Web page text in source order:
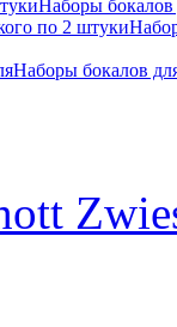
Наборы бокалов
по 2 штуки
Наборы бокалов